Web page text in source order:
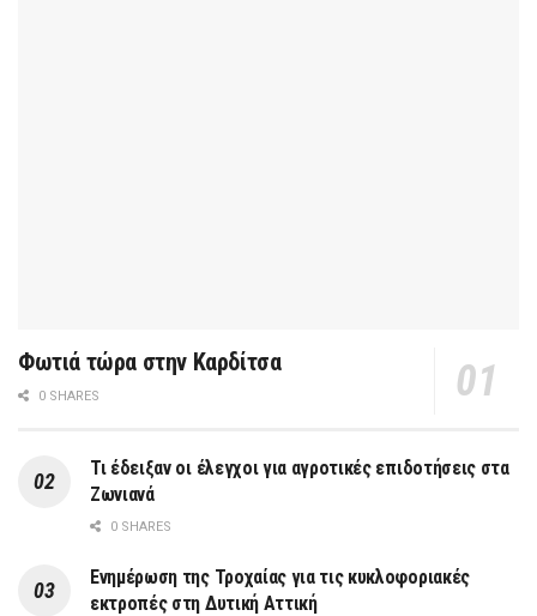
Φωτιά τώρα στην Καρδίτσα
0 SHARES
Τι έδειξαν οι έλεγχοι για αγροτικές επιδοτήσεις στα
Ζωνιανά
0 SHARES
Ενημέρωση της Τροχαίας για τις κυκλοφοριακές
εκτροπές στη Δυτική Αττική